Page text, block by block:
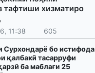
тафтиши хизматиро
11:38 605
Сурхондарё бо истифода
қалбакӣ тасарруфи
ба маблағи 25